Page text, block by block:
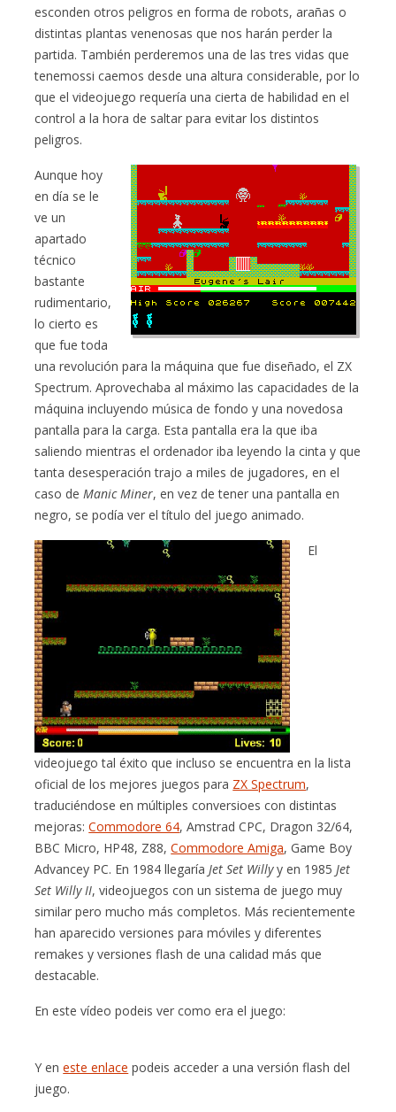
esconden otros peligros en forma de robots, arañas o
distintas plantas venenosas que nos harán perder la
partida. También perderemos una de las tres vidas que
tenemossi caemos desde una altura considerable, por lo
que el videojuego requería una cierta de habilidad en el
control a la hora de saltar para evitar los distintos
peligros.
Aunque hoy
en día se le
ve un
apartado
técnico
bastante
rudimentario,
lo cierto es
que fue toda
una revolución para la máquina que fue diseñado, el ZX
Spectrum. Aprovechaba al máximo las capacidades de la
máquina incluyendo música de fondo y una novedosa
pantalla para la carga. Esta pantalla era la que iba
saliendo mientras el ordenador iba leyendo la cinta y que
tanta desesperación trajo a miles de jugadores, en el
caso de Manic Miner, en vez de tener una pantalla en
negro, se podía ver el título del juego animado.
El
videojuego tal éxito que incluso se encuentra en la lista
oficial de los mejores juegos para ZX Spectrum,
traduciéndose en múltiples conversioes con distintas
mejoras:Commodore 64, Amstrad CPC, Dragon 32/64,
BBC Micro, HP48, Z88,Commodore Amiga, Game Boy
Advancey PC. En 1984 llegaría Jet Set Willyy en 1985 Jet
Set Willy II, videojuegos con un sistema de juego muy
similar pero mucho más completos. Más recientemente
han aparecido versiones para móviles y diferentes
remakes y versiones flash de una calidad más que
destacable.
En este vídeo podeis ver como era el juego:
Y eneste enlace podeis acceder a una versión flash del
juego.